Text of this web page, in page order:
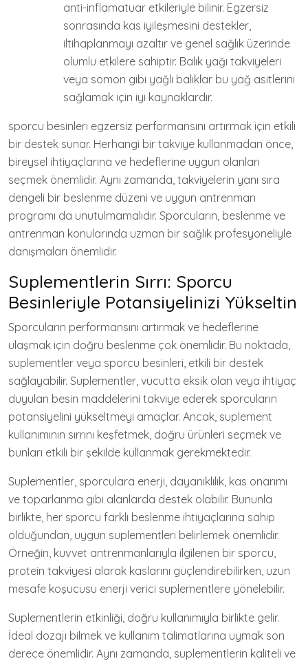
anti-inflamatuar etkileriyle bilinir. Egzersiz
sonrasında kas iyileşmesini destekler,
iltihaplanmayı azaltır ve genel sağlık üzerinde
olumlu etkilere sahiptir. Balık yağı takviyeleri
veya somon gibi yağlı balıklar bu yağ asitlerini
sağlamak için iyi kaynaklardır.
sporcu besinleri egzersiz performansını artırmak için etkili
bir destek sunar. Herhangi bir takviye kullanmadan önce,
bireysel ihtiyaçlarına ve hedeflerine uygun olanları
seçmek önemlidir. Aynı zamanda, takviyelerin yanı sıra
dengeli bir beslenme düzeni ve uygun antrenman
programı da unutulmamalıdır. Sporcuların, beslenme ve
antrenman konularında uzman bir sağlık profesyoneliyle
danışmaları önemlidir.
Suplementlerin Sırrı: Sporcu
Besinleriyle Potansiyelinizi Yükseltin
Sporcuların performansını artırmak ve hedeflerine
ulaşmak için doğru beslenme çok önemlidir. Bu noktada,
suplementler veya sporcu besinleri, etkili bir destek
sağlayabilir. Suplementler, vücutta eksik olan veya ihtiyaç
duyulan besin maddelerini takviye ederek sporcuların
potansiyelini yükseltmeyi amaçlar. Ancak, suplement
kullanımının sırrını keşfetmek, doğru ürünleri seçmek ve
bunları etkili bir şekilde kullanmak gerekmektedir.
Suplementler, sporculara enerji, dayanıklılık, kas onarımı
ve toparlanma gibi alanlarda destek olabilir. Bununla
birlikte, her sporcu farklı beslenme ihtiyaçlarına sahip
olduğundan, uygun suplementleri belirlemek önemlidir.
Örneğin, kuvvet antrenmanlarıyla ilgilenen bir sporcu,
protein takviyesi alarak kaslarını güçlendirebilirken, uzun
mesafe koşucusu enerji verici suplementlere yönelebilir.
Suplementlerin etkinliği, doğru kullanımıyla birlikte gelir.
İdeal dozajı bilmek ve kullanım talimatlarına uymak son
derece önemlidir. Aynı zamanda, suplementlerin kaliteli ve